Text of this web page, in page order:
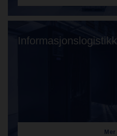
Informasjonslogistikk
Mer